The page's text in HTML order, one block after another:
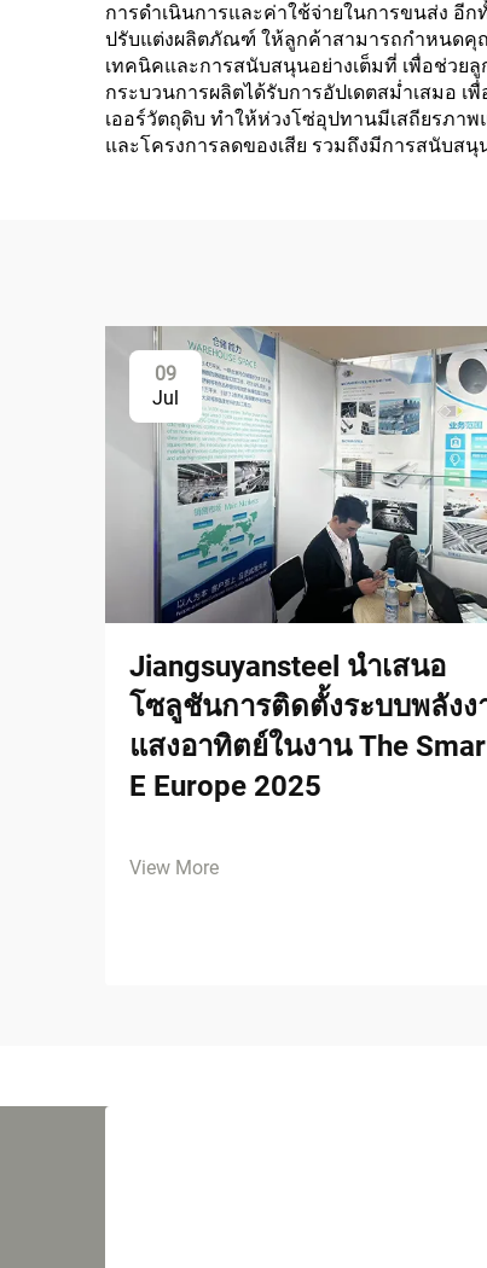
การดำเนินการและค่าใช้จ่ายในการขนส่ง อี
ปรับแต่งผลิตภัณฑ์ ให้ลูกค้าสามารถกำหนดคุณ
เทคนิคและการสนับสนุนอย่างเต็มที่ เพื่อช่วย
กระบวนการผลิตได้รับการอัปเดตสม่ำเสมอ
เออร์วัตถุดิบ ทำให้ห่วงโซ่อุปทานมีเสถียรภ
และโครงการลดของเสีย รวมถึงมีการสนับส
09
Jul
Jiangsuyansteel นำเสนอ
โซลูชันการติดตั้งระบบพลังง
แสงอาทิตย์ในงาน The
E Europe 2025
View More